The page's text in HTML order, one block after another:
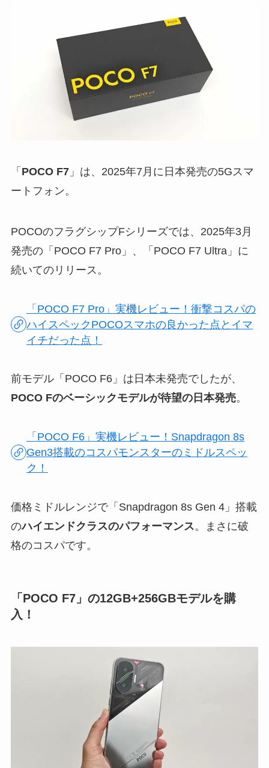
「 POCO F7」は、2025年7月に日本発売の5Gスマ
ートフォン。
POCOのフラグシップFシリーズでは、2025年3月
発売の「POCO F7 Pro」、「POCO F7 Ultra」に
続いてのリリース。
「POCO F7 Pro」実機レビュー！衝撃コスパの
ハイスペックPOCOスマホの良かった点とイマ
イチだった点！
前モデル「POCO F6」は日本未発売でしたが、
POCO Fのベーシックモデルが待望の日本発売。
「POCO F6」実機レビュー！Snapdragon 8s
Gen3搭載のコスパモンスターのミドルスペッ
ク！
価格ミドルレンジで「Snapdragon 8s Gen 4」搭載
のハイエンドクラスのパフォーマンス。まさに破
格のコスパです。
「POCO F7」の12GB+256GBモデルを購
入！